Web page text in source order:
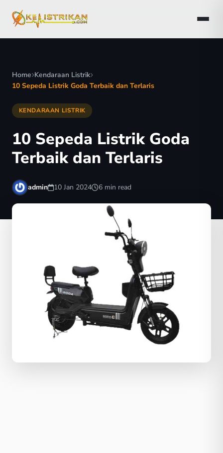
Home Kendaraan Listrik
10 Sepeda Listrik Goda Terbaik dan Terlaris
KENDARAAN LISTRIK
10 Sepeda Listrik Goda
Terbaik dan Terlaris
admin 10 Jan 2024 6 min read